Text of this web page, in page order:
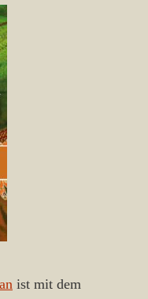
ist mit dem